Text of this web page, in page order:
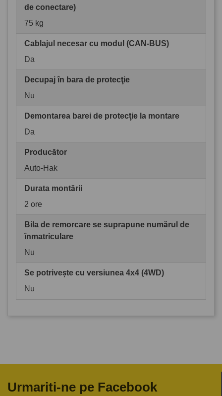
de conectare)
75 kg
Cablajul necesar cu modul (CAN-BUS)
Da
Decupaj în bara de protecţie
Nu
Demontarea barei de protecţie la montare
Da
Producător
Auto-Hak
Durata montării
2 ore
Bila de remorcare se suprapune numărul de
înmatriculare
Nu
Se potrivește cu versiunea 4x4 (4WD)
Nu
Urmariti-ne pe Facebook